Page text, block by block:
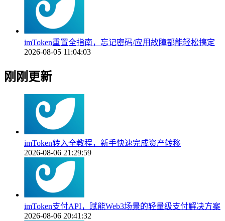
imToken重置全指南，忘记密码/应用故障都能轻松搞定
2026-08-05 11:04:03
刚刚更新
imToken转入全教程，新手快速完成资产转移
2026-08-06 21:29:59
imToken支付API，赋能Web3场景的轻量级支付解决方案
2026-08-06 20:41:32